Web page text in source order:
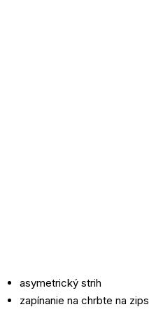
asymetrický strih
zapínanie na chrbte na zips